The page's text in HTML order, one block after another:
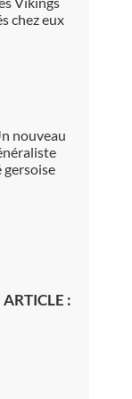
chez eux
nouveau
gersoise
: